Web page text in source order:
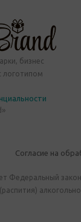
бизнес
логотипом
Согласие на
Федеральный